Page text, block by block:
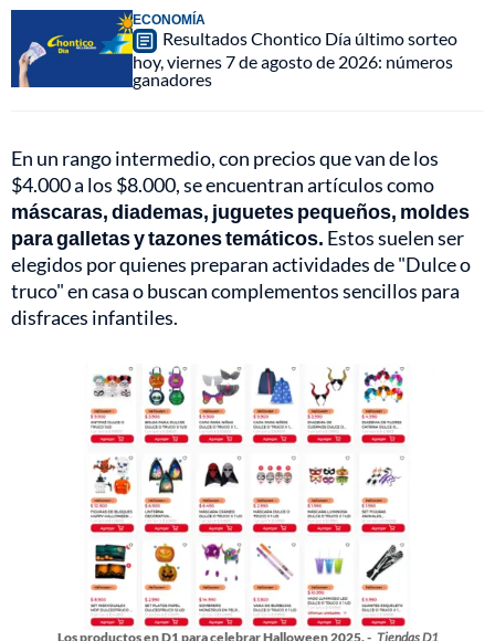
ECONOMÍA
Resultados Chontico Día último sorteo
hoy, viernes 7 de agosto de 2026: números
ganadores
En un rango intermedio, con precios que van de los
$4.000 a los $8.000, se encuentran artículos como
máscaras, diademas, juguetes pequeños, moldes
para galletas y tazones temáticos. Estos suelen ser
elegidos por quienes preparan actividades de "Dulce o
truco" en casa o buscan complementos sencillos para
disfraces infantiles.
Los productos en D1 para celebrar Halloween 2025. - Tiendas D1